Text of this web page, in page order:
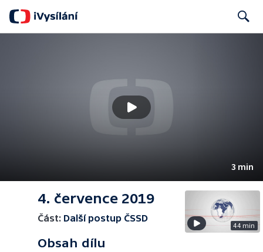
3 min
4. července 2019
Část: Další postup ČSSD
Obsah dílu
44 min